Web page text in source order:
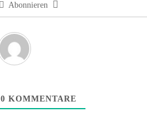
Abonnieren
0 KOMMENTARE